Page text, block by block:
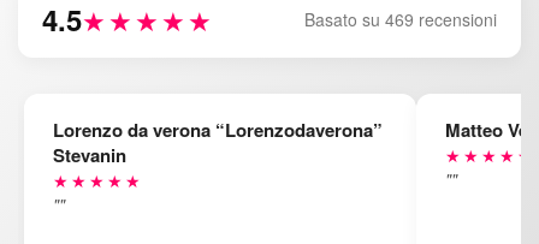
4.5★★★★★ Basato su 469 recensioni
Lorenzo da verona “Lorenzodaverona”
Stevanin
★★★★★
""
Matteo
★★★★★
""